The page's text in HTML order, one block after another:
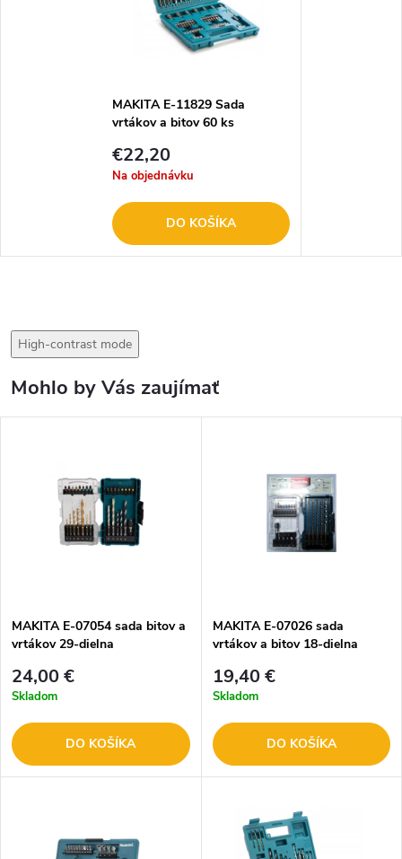
MAKITA E-11829 Sada
vrtákov a bitov 60 ks
€22,20
Na objednávku
DO KOŠÍKA
High-contrast mode
Mohlo by Vás zaujímať
MAKITA E-07054 sada bitov a
vrtákov 29-dielna
24,00 €
Skladom
DO KOŠÍKA
MAKITA E-07026 sada
vrtákov a bitov 18-dielna
19,40 €
Skladom
DO KOŠÍKA